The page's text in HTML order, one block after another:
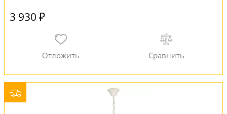
3 930 ₽